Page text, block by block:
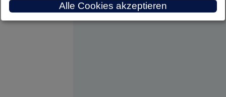
Alle Cookies akzeptieren